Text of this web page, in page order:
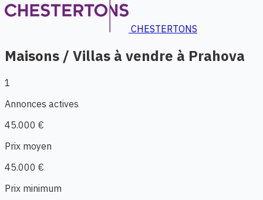
CHESTERTONS
Maisons / Villas à vendre à Prahova
1
Annonces actives
45.000 €
Prix moyen
45.000 €
Prix minimum